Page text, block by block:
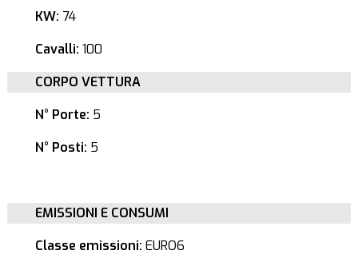
KW: 74
Cavalli: 100
CORPO VETTURA
N° Porte: 5
N° Posti: 5
EMISSIONI E CONSUMI
Classe emissioni: EURO6